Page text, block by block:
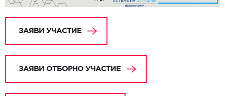
ЗАЯВИ УЧАСТИЕ
ЗАЯВИ ОТБОРНО УЧАСТИЕ